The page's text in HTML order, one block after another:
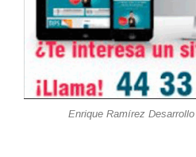
Enrique Ramírez